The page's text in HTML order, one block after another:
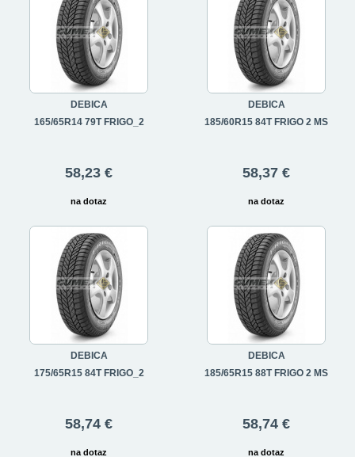
DEBICA
165/65R14 79T FRIGO_2
58,23 €
na dotaz
DEBICA
185/60R15 84T FRIGO 2 MS
58,37 €
na dotaz
DEBICA
175/65R15 84T FRIGO_2
58,74 €
na dotaz
DEBICA
185/65R15 88T FRIGO 2 MS
58,74 €
na dotaz